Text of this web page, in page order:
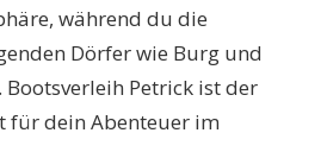
während du die
Dörfer wie Burg und
Bootsverleih Petrick ist der
für dein Abenteuer im